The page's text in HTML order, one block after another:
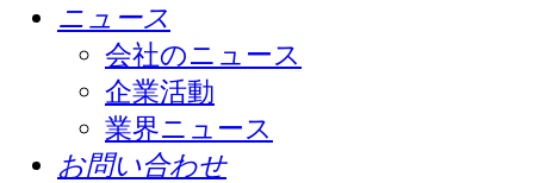
ニュース
会社のニュース
企業活動
業界ニュース
お問い合わせ